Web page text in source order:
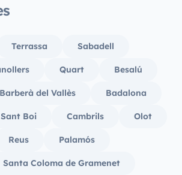
Terrassa Sabadell
Quart Besalú
Barberà del Vallès Badalona
Sant Boi Cambrils Olot
Reus Palamós
Santa Coloma de Gramenet